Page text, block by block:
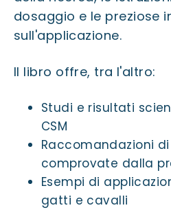
dosaggio e le preziose
sull'applicazione.
Il libro offre, tra l'altro:
Studi e risultati
CSM
Raccomandazioni
comprovate dalla
Esempi di
gatti e cavalli